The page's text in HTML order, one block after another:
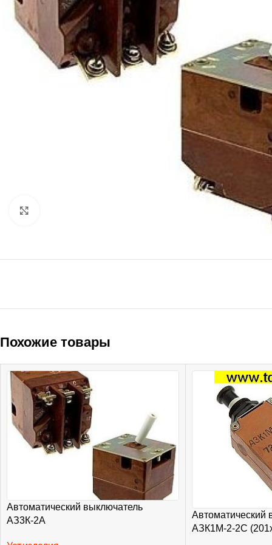
Похожие товары
Автоматический выключатель
АЗ3К-2А
Автоматический
АЗК1М-2-2С